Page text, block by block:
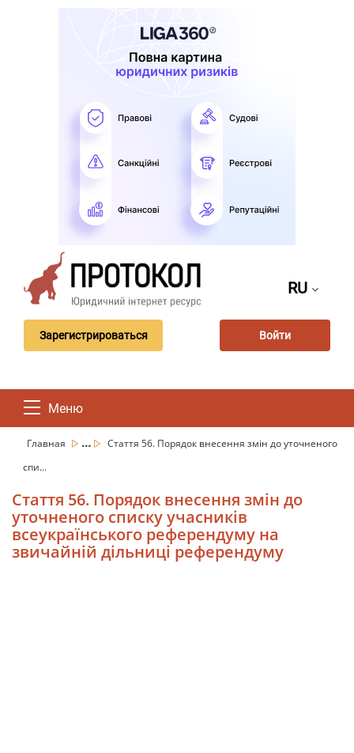
RU
Зарегистрироваться Войти
Меню
Главная ...
Стаття 56. Порядок внесення змін до уточненого
спи...
Стаття 56. Порядок внесення змін до
уточненого списку учасників
всеукраїнського референдуму на
звичайній дільниці референдуму